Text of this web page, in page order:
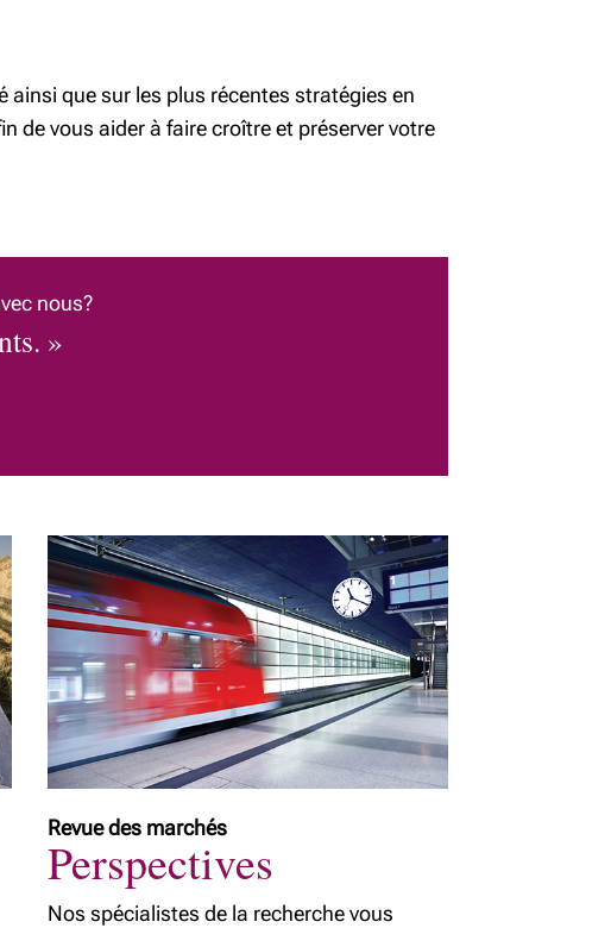
que sur les plus récentes stratégies en
de vous aider à faire croître et préserver votre
nous?
»
Revue des marchés
Perspectives
Nos spécialistes de la recherche vous